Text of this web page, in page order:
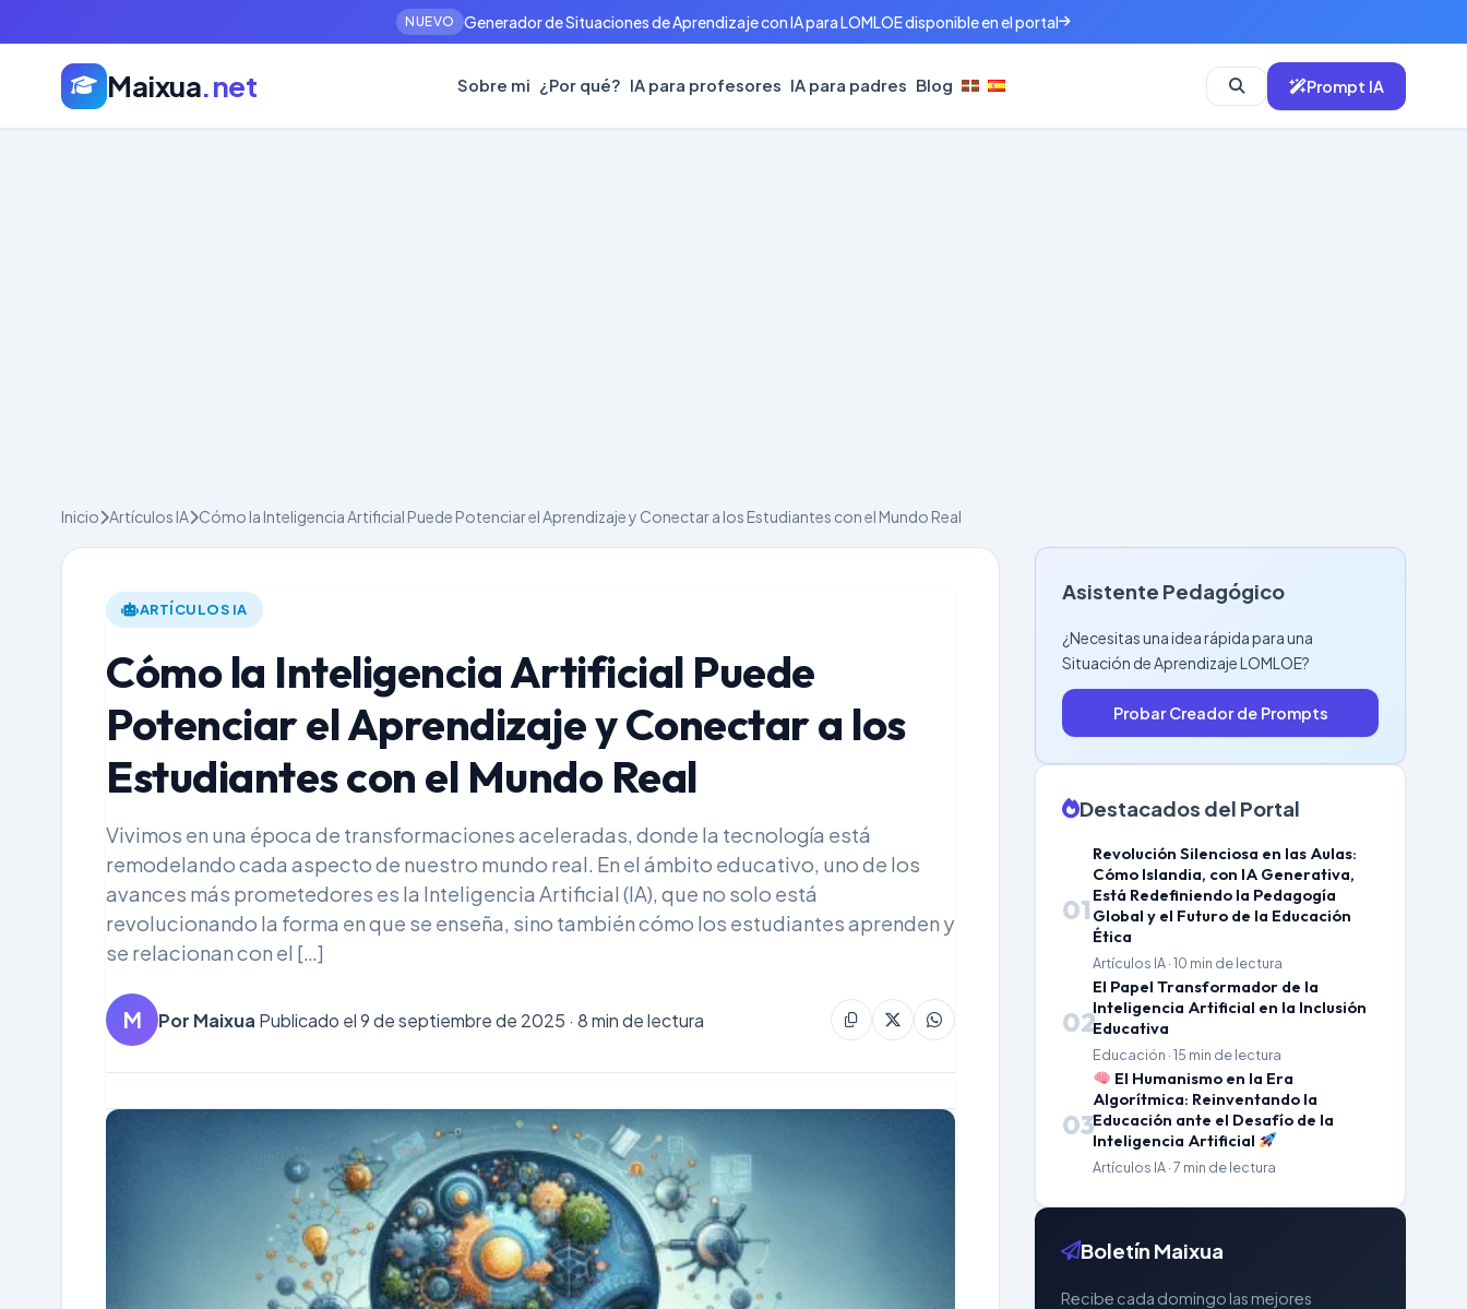
NUEVO Generador de Situaciones de Aprendizaje con IA para LOMLOE disponible en el portal
Maixua.net Sobre mi ¿Por qué? IA para profesores IA para padres Blog Prompt IA
Inicio Artículos IA Cómo la Inteligencia Artificial Puede Potenciar el Aprendizaje y Conectar a los Estudiantes con el Mundo Real
ARTÍCULOS IA
Cómo la Inteligencia Artificial Puede
Potenciar el Aprendizaje y Conectar a los
Estudiantes con el Mundo Real
Vivimos en una época de transformaciones aceleradas, donde la tecnología está
remodelando cada aspecto de nuestro mundo real. En el ámbito educativo, uno de los
avances más prometedores es la Inteligencia Artificial (IA), que no solo está
revolucionando la forma en que se enseña, sino también cómo los estudiantes aprenden y
se relacionan con el […]
M Por Maixua Publicado el 9 de septiembre de 2025 · 8 min de lectura
Asistente Pedagógico
¿Necesitas una idea rápida para una
Situación de Aprendizaje LOMLOE?
Probar Creador de Prompts
Destacados del Portal
01
Revolución Silenciosa en las Aulas:
Cómo Islandia, con IA Generativa,
Está Redefiniendo la Pedagogía
Global y el Futuro de la Educación
Ética
Artículos IA · 10 min de lectura
02
El Papel Transformador de la
Inteligencia Artificial en la Inclusión
Educativa
Educación · 15 min de lectura
03
El Humanismo en la Era
Algorítmica: Reinventando la
Educación ante el Desafío de la
Inteligencia Artificial
Artículos IA · 7 min de lectura
Boletín Maixua
Recibe cada domingo las mejores